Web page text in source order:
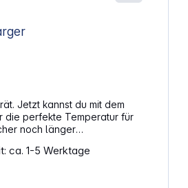
Jetzt kannst du mit dem
die perfekte Temperatur für
noch länger
Ember Travel Mug bleibt
oder beim Pendeln voll
ca. 1-5 Werktage